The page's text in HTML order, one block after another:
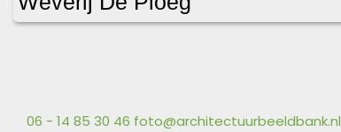
06 - 14 85 30 46 foto@architectuurbeeldbank.nl